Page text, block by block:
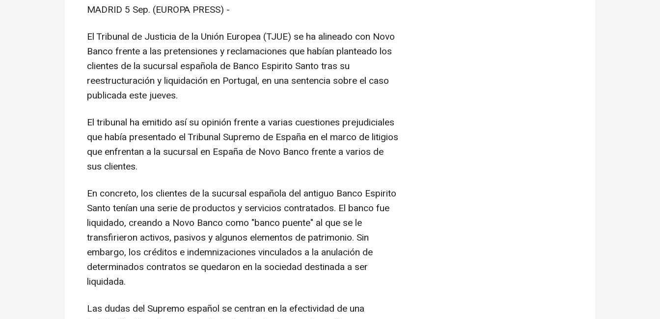
MADRID 5 Sep. (EUROPA PRESS) -
El Tribunal de Justicia de la Unión Europea (TJUE) se ha alineado con Novo
Banco frente a las pretensiones y reclamaciones que habían planteado los
clientes de la sucursal española de Banco Espirito Santo tras su
reestructuración y liquidación en Portugal, en una sentencia sobre el caso
publicada este jueves.
El tribunal ha emitido así su opinión frente a varias cuestiones prejudiciales
que había presentado el Tribunal Supremo de España en el marco de litigios
que enfrentan a la sucursal en España de Novo Banco frente a varios de
sus clientes.
En concreto, los clientes de la sucursal española del antiguo Banco Espirito
Santo tenían una serie de productos y servicios contratados. El banco fue
liquidado, creando a Novo Banco como "banco puente" al que se le
transfirieron activos, pasivos y algunos elementos de patrimonio. Sin
embargo, los créditos e indemnizaciones vinculados a la anulación de
determinados contratos se quedaron en la sociedad destinada a ser
liquidada.
Las dudas del Supremo español se centran en la efectividad de una